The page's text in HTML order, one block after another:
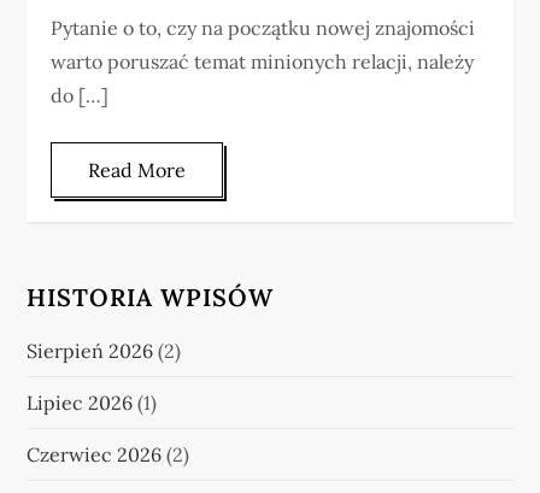
Pytanie o to, czy na początku nowej znajomości
warto poruszać temat minionych relacji, należy
do […]
Read More
HISTORIA WPISÓW
Sierpień 2026 (2)
Lipiec 2026 (1)
Czerwiec 2026 (2)